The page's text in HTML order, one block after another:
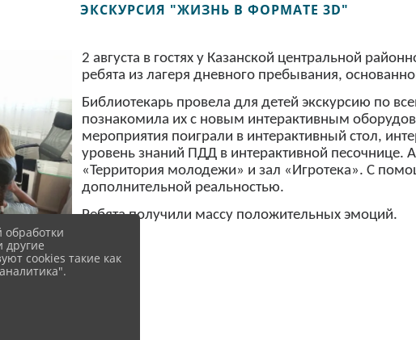
ЭКСКУРСИЯ "ЖИЗНЬ В ФОРМАТЕ 3D"
2 августа в гостях у Казанской центральной
ребята из лагеря дневного пребывания,
Библиотекарь провела для детей экскурсию по
познакомила их с новым интерактивным
мероприятия поиграли в интерактивный стол,
уровень знаний ПДД в интерактивной песочнице.
«Территория молодежи» и зал «Игротека». С
дополнительной реальностью.
Ребята получили массу положительных эмоций.
обработки
другие
cookies такие как